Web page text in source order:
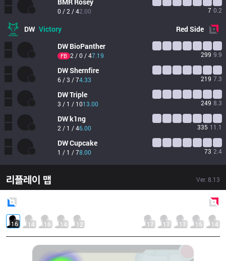
0 / 2 / 42.00 7 0.2
DW Victory RedSide
DW BioPanther
FB 2 / 0 / 47.19 299 9.9
DWShernfire
6 / 3 / 74.33 219 7.3
DWTriple
3 / 1 / 1013.00 249 8.3
DWk1ng
2 / 1 / 46.00 335 11.1
DWCupcake
1 / 1 / 78.00 73 2.4
리플레이 맵 Ver. 8.13
16 14 16 14 12 17 17 17 15 14